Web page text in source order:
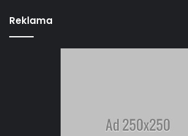
Reklama